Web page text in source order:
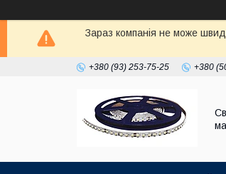
Зараз компанія не може
+380 (93) 253-75-25 +380